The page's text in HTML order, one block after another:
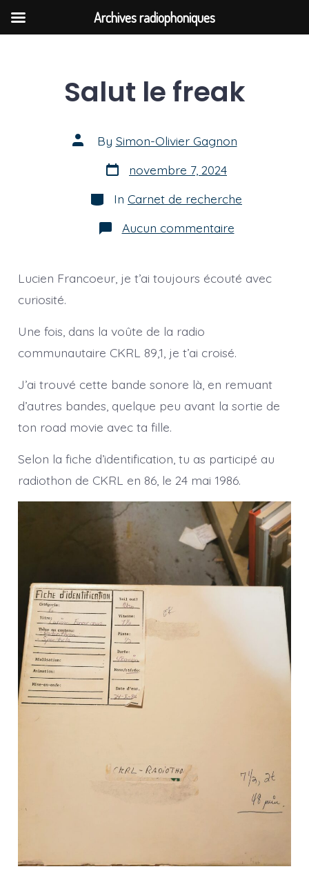
Salut le freak
Post
author
By Simon-Olivier Gagnon
Post
date
novembre 7, 2024
Categories
In Carnet de recherche
Aucun commentairesur
Salut
Lucien Francoeur, je t’ai toujours écouté avec
curiosité.
Une fois, dans la voûte de la radio
communautaire CKRL 89,1, je t’ai croisé.
J’ai trouvé cette bande sonore là, en remuant
d’autres bandes, quelque peu avant la sortie de
ton road movie avec ta fille.
Selon la fiche d’identification, tu as participé au
radiothon de CKRL en 86, le 24 mai 1986.
Archives radiophoniques